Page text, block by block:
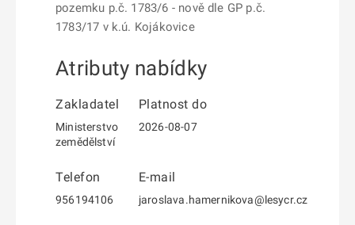
pozemku p.č. 1783/6 - nově dle GP p.č.
1783/17 v k.ú. Kojákovice
Atributy nabídky
Zakladatel
Ministerstvo
zemědělství
Platnost do
2026-08-07
Telefon
956194106
E-mail
jaroslava.hamernikova@lesycr.cz